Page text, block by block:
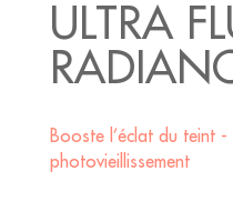
ULTRA
Booste l’éclat du teint -
photovieillissement